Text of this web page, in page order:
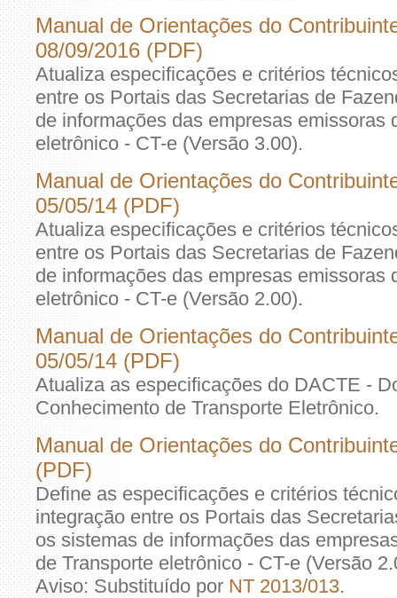
Manual de Orientações do
08/09/2016 (PDF)
Atualiza especificações e critérios
entre os Portais das Secretarias de
de informações das empresas emissoras
eletrônico - CT-e (Versão 3.00).
Manual de Orientações do
05/05/14 (PDF)
Atualiza especificações e critérios
entre os Portais das Secretarias de
de informações das empresas emissoras
eletrônico - CT-e (Versão 2.00).
Manual de Orientações do
05/05/14 (PDF)
Atualiza as especificações do DACTE -
Conhecimento de Transporte Eletrônico.
Manual de Orientações do
(PDF)
Define as especificações e critérios
integração entre os Portais das
os sistemas de informações das
de Transporte eletrônico - CT-e (Versão
Aviso: Substituído por NT 2013/013.